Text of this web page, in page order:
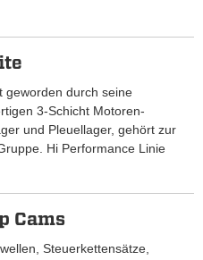
geworden durch seine
3-Schicht Motoren-
und Pleuellager, gehört zur
Hi Performance Linie
Cams
Steuerkettensätze,